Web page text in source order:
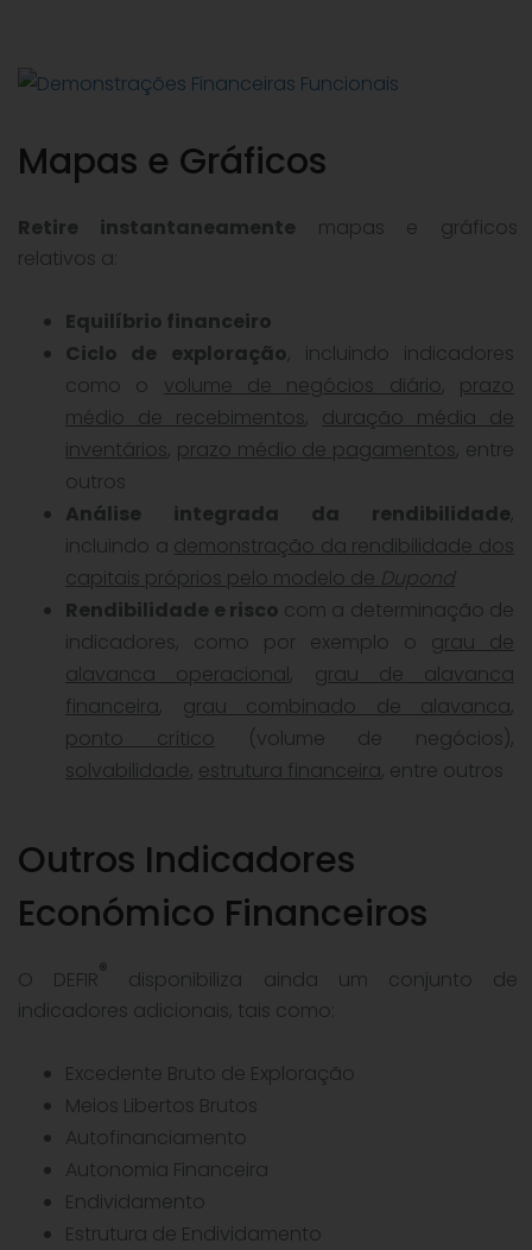
Mapas e Gráficos
Retire instantaneamente mapas e gráficos
relativos a:
Equilíbrio financeiro
Ciclo de exploração, incluindo indicadores
como o volume de negócios diário, prazo
médio de recebimentos, duração média de
inventários, prazo médio de pagamentos, entre
outros
Análise integrada da rendibilidade,
incluindo a demonstração da rendibilidade dos
capitais próprios pelo modelo de Dupond
Rendibilidade e risco com a determinação de
indicadores, como por exemplo o grau de
alavanca operacional, grau de alavanca
financeira, grau combinado de alavanca,
ponto crítico (volume de negócios),
solvabilidade, estrutura financeira, entre outros
Outros Indicadores
Económico Financeiros
O DEFIR® disponibiliza ainda um conjunto de
indicadores adicionais, tais como:
Excedente Bruto de Exploração
Meios Libertos Brutos
Autofinanciamento
Autonomia Financeira
Endividamento
Estrutura de Endividamento